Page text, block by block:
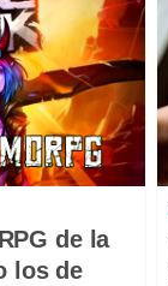
de la
los de